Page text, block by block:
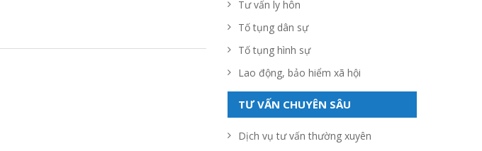
Tư vấn ly hôn
Tố tụng dân sự
Tố tụng hình sự
Lao động, bảo hiểm xã hội
TƯ VẤN CHUYÊN SÂU
Dịch vụ tư vấn thường xuyên